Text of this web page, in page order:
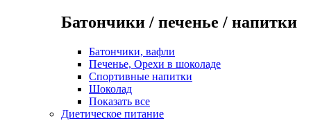
Батончики / печенье / напитки
Батончики, вафли
Печенье, Орехи в шоколаде
Спортивные напитки
Шоколад
Показать все
Диетическое питание